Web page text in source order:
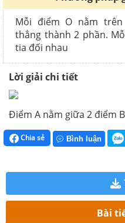
Mỗi điểm O nằm
thẳng thành 2 phần.
tia đối nhau
Lời giải chi tiết
Điểm A nằm giữa 2 điểm
Chia sẻ Bình luận
Bài